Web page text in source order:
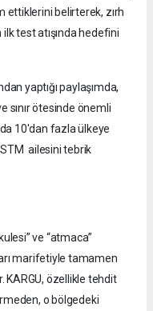
ettiklerini belirterek, zırh
test atışında hedefini
yaptığı paylaşımda,
sınır ötesinde önemli
10'dan fazla ülkeye
ailesini tebrik
ve “atmaca”
marifetiyle tamamen
özellikle tehdit
o bölgedeki